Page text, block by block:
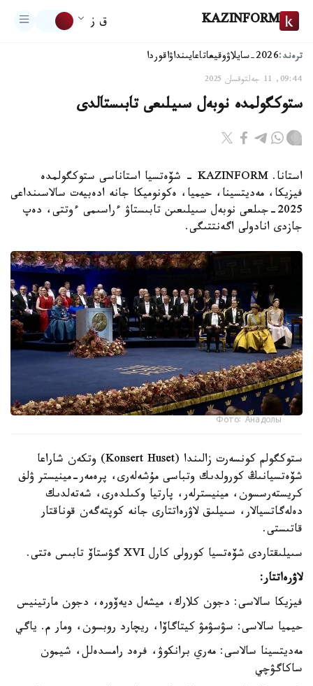
KAZINFORM ق ز
ترەند:2026-سايلاۋ وقيعاتاعايىنداۋاقوردا
09:44, 11 جەلتوقسان 2025
ستوكگولمدە نوبەل سىيلىعى تابىستالدى
استانا. KAZINFORM - شۆەتسيا استاناسى ستوكگولمدە
فيزيكا، مەديتسينا، حيميا، ەكونوميكا جانە ادەبيەت سالاسىنداعى
2025-جىلعى نوبەل سىيلىعىن تابىستاۋ ءراسىمى ءوتتى، دەپ
جازدى انادولى اگەنتتىگى.
Фото: Анадолы
ستوكگولم كونسەرت زالىندا (Konsert Huset) وتكەن شاراعا
شۆەتسيانىڭ كورولدىك وتباسى مۇشەلەرى، پرەمەر-مينيستر ۋلف
كريستەرسسون، مينيسترلەر، پارتيا وكىلدەرى، شەتەلدىك
دەلەگاتسيالار، سىيلىق لاۋرەاتتارى جانە كوپتەگەن قوناقتار
قاتىستى.
سىيلىقتاردى شۆەتسيا كورولى كارل XVI گۋستاۆ تابىس ەتتى.
لاۋرەاتتار:
فيزيكا سالاسى: دجون كلارك، ميشەل ديەۆورە، دجون مارتينيس
حيميا سالاسى: سۋسۋمۋ كيتاگاۆا، ريچارد روبسون، ومار م. ياگي
مەديتسينا سالاسى: مەري برانكوۋ، فرەد رامسدەلل، شيمون
ساكاگۋچي